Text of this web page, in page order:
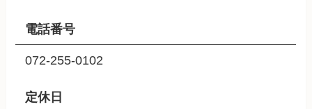
電話番号
072-255-0102
定休日